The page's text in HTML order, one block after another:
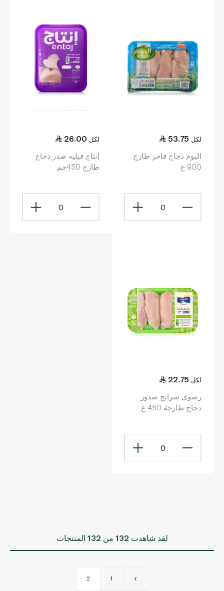
53.75 لكل
اليوم دجاج فاخر طازج
900 غ
0
26.00 لكل
إنتاج فيليه صدر دجاج
طازج 450جم
0
22.75 لكل
رضوى شرائح صدور
دجاج طازجة 450 غ
0
لقد شاهدت 132 من 132 المنتجات
1
2